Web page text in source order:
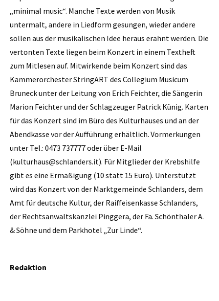
„minimal music“. Manche Texte werden von Musik
untermalt, andere in Liedform gesungen, wieder andere
sollen aus der musikalischen Idee heraus erahnt werden. Die
vertonten Texte liegen beim Konzert in einem Textheft
zum Mitlesen auf. Mitwirkende beim Konzert sind das
Kammerorchester StringART des Collegium Musicum
Bruneck unter der Leitung von Erich Feichter, die Sängerin
Marion Feichter und der Schlagzeuger Patrick Künig. Karten
für das Konzert sind im Büro des Kulturhauses und an der
Abendkasse vor der Aufführung erhältlich. Vormerkungen
unter Tel.: 0473 737777 oder über E-Mail
(kulturhaus@schlanders.it). Für Mitglieder der Krebshilfe
gibt es eine Ermäßigung (10 statt 15 Euro). Unterstützt
wird das Konzert von der Marktgemeinde Schlanders, dem
Amt für deutsche Kultur, der Raiffeisenkasse Schlanders,
der Rechtsanwaltskanzlei Pinggera, der Fa. Schönthaler A.
& Söhne und dem Parkhotel „Zur Linde“.
Redaktion